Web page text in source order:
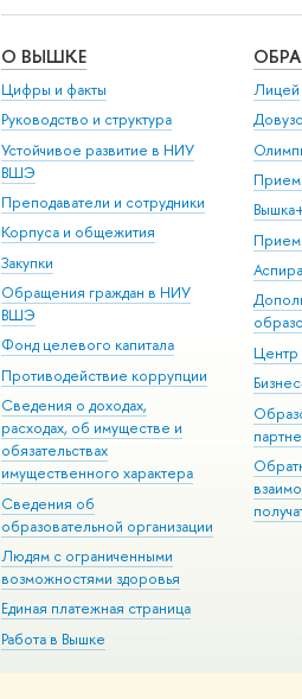
О ВЫШКЕ
Цифры и факты
Руководство и структура
Устойчивое развитие в НИУ
ВШЭ
Преподаватели и сотрудники
Корпуса и общежития
Закупки
Обращения граждан в НИУ
ВШЭ
Фонд целевого капитала
Противодействие коррупции
Сведения о доходах,
расходах, об имуществе и
обязательствах
имущественного характера
Сведения об
образовательной организации
Людям с ограниченными
возможностями здоровья
Единая платежная страница
Работа в Вышке
Лицей
Прием
Прием
Центр